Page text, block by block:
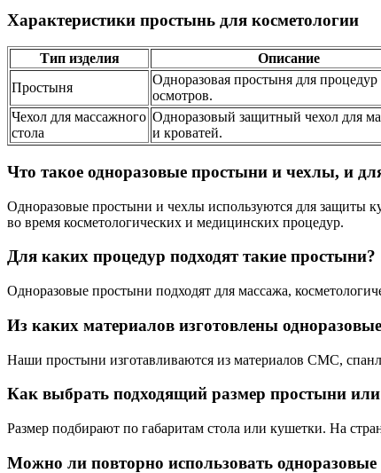
Характеристики простынь для косметологии
Тип изделия Описание
Простыня
Одноразовая простыня для процедур
осмотров.
Чехол для массажного
стола
Одноразовый защитный чехол для
и кроватей.
Что такое одноразовые простыни и чехлы, и
Одноразовые простыни и чехлы используются для защиты
во время косметологических и медицинских процедур.
Для каких процедур подходят такие простыни?
Одноразовые простыни подходят для массажа,
Из каких материалов изготовлены
Наши простыни изготавливаются из материалов СМС,
Как выбрать подходящий размер простыни или
Размер подбирают по габаритам стола или кушетки. На
Можно ли повторно использовать